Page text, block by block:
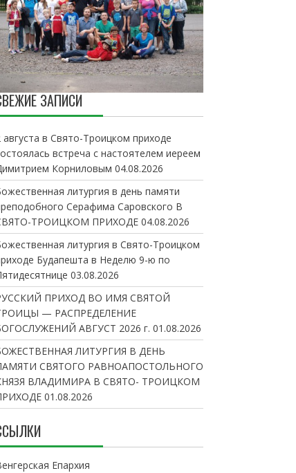
ЗАПИСИ
августа в Свято-Троицком приходе
встреча с настоятелем иереем
Корниловым 04.08.2026
литургия в день памяти
Серафима Саровского В
ТРОИЦКОМ ПРИХОДЕ 04.08.2026
литургия в Свято-Троицком
Будапешта в Неделю 9-ю по
03.08.2026
ПРИХОД ВО ИМЯ СВЯТОЙ
— РАСПРЕДЕЛЕНИЕ
АВГУСТ 2026 г. 01.08.2026
ЛИТУРГИЯ В ДЕНЬ
СВЯТОГО РАВНОАПОСТОЛЬНОГО
ВЛАДИМИРА В СВЯТО- ТРОИЦКОМ
01.08.2026
Епархия